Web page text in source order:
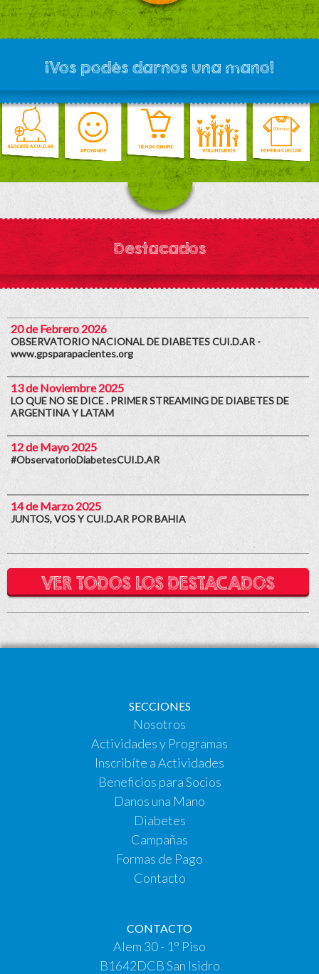
¡Vos podés darnos una mano!
Destacados
20 de Febrero 2026
OBSERVATORIO NACIONAL DE DIABETES CUI.D.AR -
www.gpsparapacientes.org
13 de Noviembre 2025
LO QUE NO SE DICE . PRIMER STREAMING DE DIABETES DE
ARGENTINA Y LATAM
12 de Mayo 2025
#ObservatorioDiabetesCUI.D.AR
14 de Marzo 2025
JUNTOS, VOS Y CUI.D.AR POR BAHIA
VER TODOS LOS DESTACADOS
SECCIONES
Nosotros
Actividades y Programas
Inscribíte a Actividades
Beneficios para Socios
Danos una Mano
Diabetes
Campañas
Formas de Pago
Contacto
CONTACTO
Alem 30 - 1° Piso
B1642DCB San Isidro